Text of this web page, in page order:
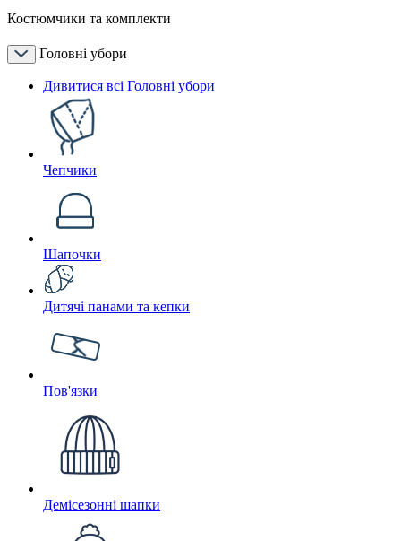
Костюмчики та комплекти
Головні убори
Дивитися всі Головні убори
Чепчики
Шапочки
Дитячі панами та кепки
Пов'язки
Демісезонні шапки